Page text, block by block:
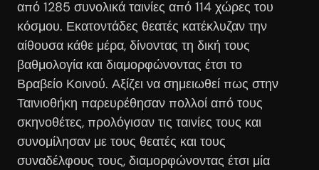
από 1285 συνολικά ταινίες από 114 χώρες του
κόσμου. Εκατοντάδες θεατές κατέκλυζαν την
αίθουσα κάθε μέρα, δίνοντας τη δική τους
βαθμολογία και διαμορφώνοντας έτσι το
Βραβείο Κοινού. Αξίζει να σημειωθεί πως στην
Ταινιοθήκη παρευρέθησαν πολλοί από τους
σκηνοθέτες, προλόγισαν τις ταινίες τους και
συνομίλησαν με τους θεατές και τους
συναδέλφους τους, διαμορφώνοντας έτσι μία